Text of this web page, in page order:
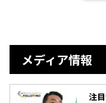
メディア情報
注